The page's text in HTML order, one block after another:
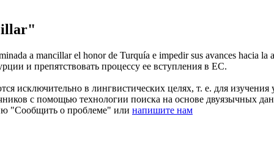
a mancillarel honor de Turquía e impedir sus avances hacia la
и препятствовать процессу ее вступления в ЕС.
исключительно в лингвистических целях, т. е. для
с помощью технологии поиска на основе двуязычных
"Сообщить о проблеме" или напишите нам